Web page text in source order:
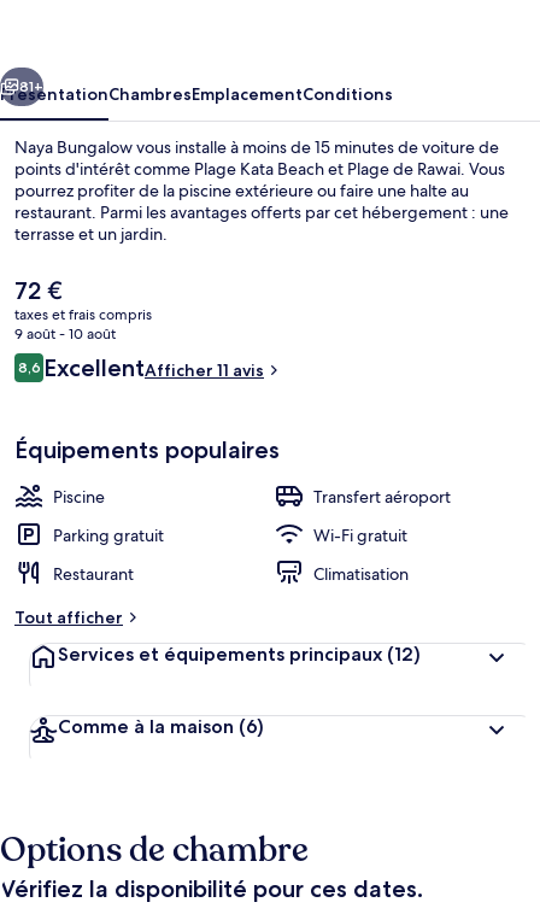
Suivant
81+
PrésentationChambresEmplacementConditions
Naya Bungalow vous installe à moins de 15 minutes de voiture de
points d'intérêt comme Plage Kata Beach et Plage de Rawai. Vous
pourrez profiter de la piscine extérieure ou faire une halte au
restaurant. Parmi les avantages offerts par cet hébergement : une
terrasse et un jardin.
Le
prix
actuel
est
de
72 €
taxes et frais compris
9 août - 10 août
Avis
voyageurs
8,68,6 sur 10
ExcellentAfficher 11 avis
Équipements populaires
Piscine
Transfert aéroport
Parking gratuit
Wi-Fi gratuit
Restaurant
Climatisation
Tout afficher
Services et équipements principaux (12)
Comme à la maison (6)
Options de chambre
Vérifiez la disponibilité pour ces dates.